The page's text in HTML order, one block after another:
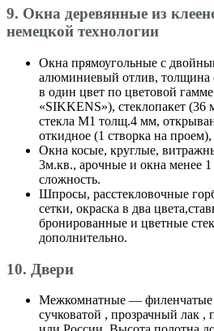
9. Окна деревянные из
немецкой технологии
Окна прямоугольные с
алюминиевый отлив, толщина
в один цвет по цветовой
«SIKKENS»), стеклопакет
стекла М1 толщ.4 мм,
откидное (1 створка на
Окна косые, круглые,
3м.кв., арочные и окна менее
сложность.
Шпросы, расстекловочные
сетки, окраска в два
бронированные и цветные
дополнительно.
10. Двери
Межкомнатные — филенчатые
сучковатой , прозрачный лак